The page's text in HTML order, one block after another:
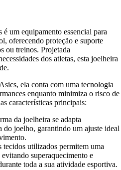
um equipamento essencial para
oferecendo proteção e suporte
ou treinos. Projetada
dos atletas, esta joelheira
ela conta com uma tecnologia
enquanto minimiza o risco de
características principais:
da joelheira se adapta
do joelho, garantindo um ajuste ideal
tecidos utilizados permitem uma
superaquecimento e
toda a sua atividade esportiva.